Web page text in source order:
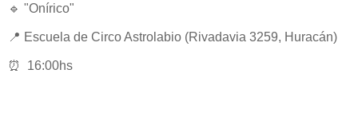
🔹 "Onírico"
📍 Escuela de Circo Astrolabio (Rivadavia 3259, Huracán)
⏰ 16:00hs